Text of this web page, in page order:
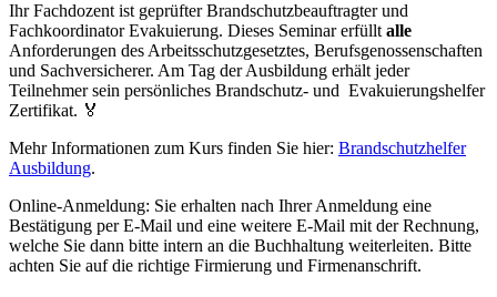
Ihr Fachdozent ist geprüfter Brandschutzbeauftragter und
Fachkoordinator Evakuierung. Dieses Seminar erfüllt alle
Anforderungen des Arbeitsschutzgesetztes, Berufsgenossenschaften
und Sachversicherer. Am Tag der Ausbildung erhält jeder
Teilnehmer sein persönliches Brandschutz- und Evakuierungshelfer
Zertifikat. 🏅
Mehr Informationen zum Kurs finden Sie hier: Brandschutzhelfer
Ausbildung.
Online-Anmeldung: Sie erhalten nach Ihrer Anmeldung eine
Bestätigung per E-Mail und eine weitere E-Mail mit der Rechnung,
welche Sie dann bitte intern an die Buchhaltung weiterleiten. Bitte
achten Sie auf die richtige Firmierung und Firmenanschrift.